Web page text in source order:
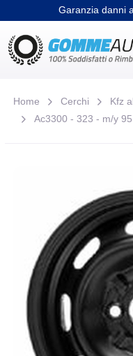
Garanzia danni
Home Cerchi Kfz
Ac3300 - 323 - m/y